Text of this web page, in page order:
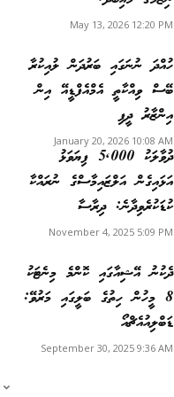
May 13, 2026 12:20 PM
ހުއްދަ ނުނަގައި ބަރުދަން ލުއިކުރާ
ބޭސް ވިއްކާތީ އެމްއެފްޑީއޭ އިން
އިންޒާރު ދީފި
January 20, 2026 10:08 AM
ދުވާލަކު 5,000 ފިޔަވަޅު
އަޅައިގެން އަލްޒައިމާސްގެ ނުރައްކާ
ކުޑަކުރެވިދާނެ: ދިރާސާ
November 4, 2025 5:09 PM
ދެކުނު އޭޝިއާގައި ކޮންމެ މިނެޓަކު
8 މީހުން ހިތުގެ ބަލީގައި މަރުވޭ:
ޑަބްލިއުއެޗްއޯ
September 30, 2025 9:36 AM